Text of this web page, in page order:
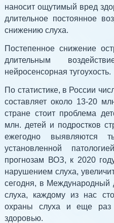
наносит ощутимый вред
длительное постоянное
снижению слуха.
Постепенное снижение
длительным
нейросенсорная тугоухость.
По статистике, в России
составляет около 13-20
стране стоит проблема
млн. детей и подростков
ежегодно выявляются
установленной
прогнозам ВОЗ, к 2020
нарушением слуха,
сегодня, в Международный
слуха, каждому из нас
охраны слуха и еще раз
здоровью.